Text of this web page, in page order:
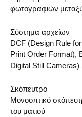
φωτογραφιών
Σύστημα αρχείων
DCF (Design Rule
Print Order Format),
Digital Still Cameras)
Σκόπευτρο
Μονοοπτικό
του ματιού